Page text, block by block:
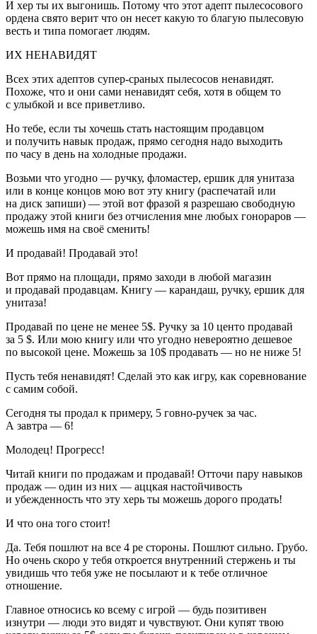
И хер ты их выгонишь. Потому что этот адепт пылесосового
ордена свято верит что он несет какую то благую пылесовую
весть и типа помогает людям.
ИХ НЕНАВИДЯТ
Всех этих адептов супер-сраных пылесосов ненавидят.
Похоже, что и они сами ненавидят себя, хотя в общем то
с улыбкой и все приветливо.
Но тебе, если ты хочешь стать настоящим продавцом
и получить навык продаж, прямо сегодня надо выходить
по часу в день на холодные продажи.
Возьми что угодно — ручку, фломастер, ершик для унитаза
или в конце концов мою вот эту книгу (распечатай или
на диск запиши) — этой вот фразой я разрешаю свободную
продажу этой книги без отчисления мне любых гонораров —
можешь имя на своё сменить!
И продавай! Продавай это!
Вот прямо на площади, прямо заходи в любой магазин
и продавай продавцам. Книгу — карандаш, ручку, ершик для
унитаза!
Продавай по цене не менее 5$. Ручку за 10 центо продавай
за 5 $. Или мою книгу или что угодно невероятно дешевое
по высокой цене. Можешь за 10$ продавать — но не ниже 5!
Пусть тебя ненавидят! Сделай это как игру, как соревнование
с самим собой.
Сегодня ты продал к примеру, 5 говно-ручек за час.
А завтра — 6!
Молодец! Прогресс!
Читай книги по продажам и продавай! Отточи пару навыков
продаж — один из них — аццкая настойчивость
и убежденность что эту херь ты можешь дорого продать!
И что она того стоит!
Да. Тебя пошлют на все 4 ре стороны. Пошлют сильно. Грубо.
Но очень скоро у тебя откроется внутренний стержень и ты
увидишь что тебя уже не посылают и к тебе отличное
отношение.
Главное относись ко всему с игрой — будь позитивен
изнутри — люди это видят и чувствуют. Они купят твою